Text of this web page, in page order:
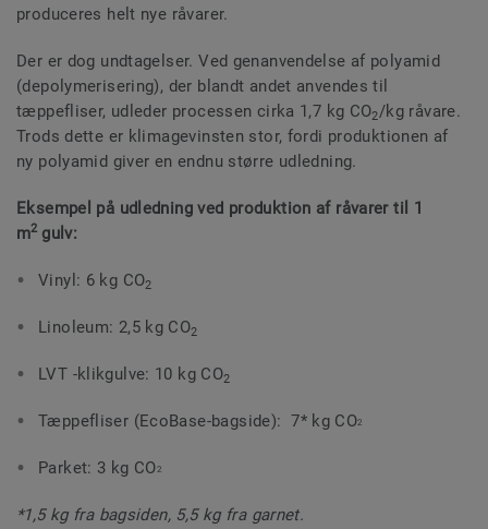
produceres helt nye råvarer.
Der er dog undtagelser. Ved genanvendelse af polyamid
(depolymerisering), der blandt andet anvendes til
tæppefliser, udleder processen cirka 1,7 kg CO2/kg råvare.
Trods dette er klimagevinsten stor, fordi produktionen af ​​
ny polyamid giver en endnu større udledning.
Eksempel på udledning ved produktion af råvarer til 1
m2 gulv:
Vinyl: 6 kg CO2
Linoleum: 2,5 kg CO2
LVT -klikgulve: 10 kg CO2
Tæppefliser (EcoBase-bagside): 7* kg CO2
Parket: 3 kg CO2
*1,5 kg fra bagsiden, 5,5 kg fra garnet.